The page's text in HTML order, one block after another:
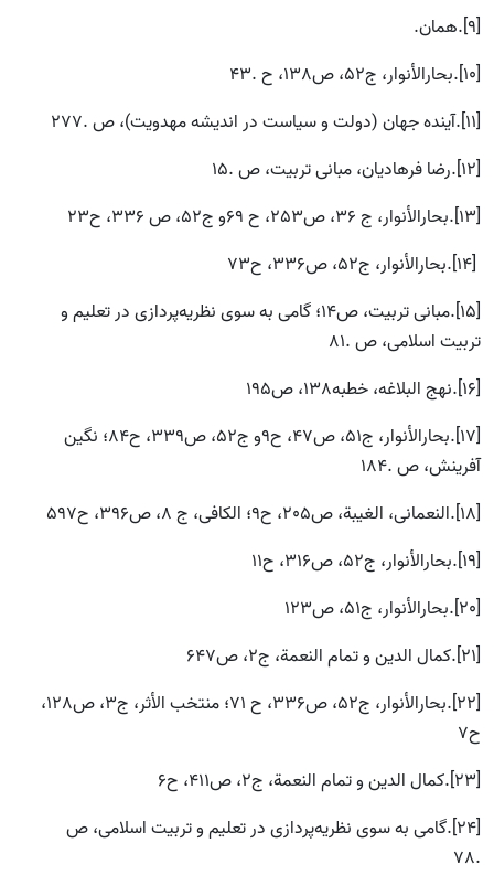
[9].همان.
[10].بحارالأنوار، ج52، ص138، ح .43
[11].آینده جهان (دولت و سیاست در اندیشه مهدویت)، ص .277
[12].رضا فرهادیان، مبانى تربیت، ص .15
[13].بحارالأنوار، ج 36، ص253، ح 69و ج52، ص 336، ح23
[14].بحارالأنوار، ج52، ص336، ح73
[15].مبانى تربیت، ص14؛ گامى به سوى نظریه‌پردازى در تعلیم و
تربیت اسلامى، ص .81
[16].نهج البلاغه، خطبه138، ص195
[17].بحارالأنوار، ج51، ص47، ح9و ج52، ص339، ح84؛ نگین
آفرینش، ص .184
[18].النعمانی، الغیبة، ص205، ح9؛ الكافى، ج 8، ص396، ح597
[19].بحارالأنوار، ج52، ص316، ح11
[20].بحارالأنوار، ج51، ص123
[21].كمال الدین و تمام النعمة، ج2، ص647
[22].بحارالأنوار، ج52، ص336، ح 71؛ منتخب الأثر، ج3، ص128،
ح7
[23].كمال الدین و تمام النعمة، ج2، ص411، ح6
[24].گامى به سوى نظریه‌پردازى در تعلیم و تربیت اسلامى، ص
.78